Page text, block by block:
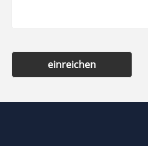
einreichen